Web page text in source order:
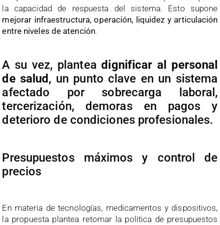
la capacidad de respuesta del sistema. Esto supone
mejorar infraestructura, operación, liquidez y articulación
entre niveles de atención.
A su vez, planteadignificar al personal
de salud , un punto clave en un sistema
afectado por sobrecarga laboral,
tercerización, demoras en pagos y
deterioro de condiciones profesionales.
Presupuestos máximos y control de
precios
En materia de tecnologías, medicamentos y dispositivos,
la propuesta plantea retomar la política de presupuestos